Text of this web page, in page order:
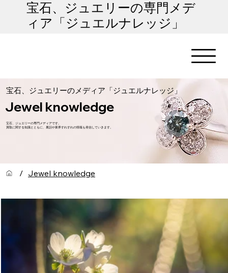
​宝石、ジュエリーの専門メデ
ィア「ジュエルナレッジ」
​宝石、ジュエリーのメディア「ジュエルナレッジ」
Jewel knowledge
宝石、ジュエリーの専門メディアです。
​買取に関する知識とともに、裏話や業界すれすれの情報も発信していきます。
/ Jewel knowledge